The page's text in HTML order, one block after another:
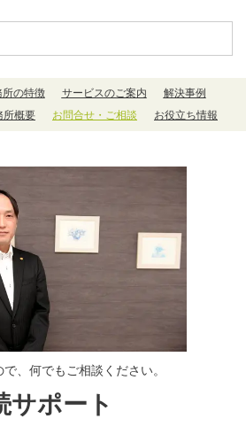
所の特徴 サービスのご案内
解決事例
所概要 お問合せ・ご相談 お役立ち情報
、何でもご相談ください。
サポート